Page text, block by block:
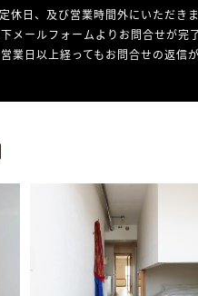
休日、及び営業時間外にいただき
メールフォームよりお問合せが完
営業日以上経ってもお問合せの返